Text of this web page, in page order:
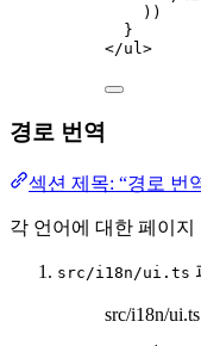
))
}
</ul>
경로 번역
섹션 제목: “경로 번
각 언어에 대한 페이
src/i18n/ui.ts
src/i18n/ui.ts